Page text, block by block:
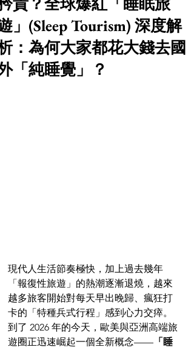
」(Sleep Tourism) 深度解
：為何大家都花大錢去國
「純睡覺」？
現代人生活節奏極快，加上過去幾年
「報復性旅遊」的熱潮逐漸退燒，越來
越多旅客開始對每天早出晚歸、瘋狂打
卡的「特種兵式行程」感到心力交瘁。
到了 2026 年的今天，歐美與亞洲高端旅
遊圈正迅速崛起一個全新概念—— 「睡